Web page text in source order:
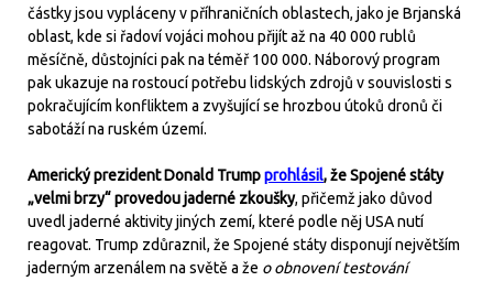
částky jsou vypláceny v příhraničních oblastech, jako je Brjanská
oblast, kde si řadoví vojáci mohou přijít až na 40 000 rublů
měsíčně, důstojníci pak na téměř 100 000. Náborový program
pak ukazuje na rostoucí potřebu lidských zdrojů v souvislosti s
pokračujícím konfliktem a zvyšující se hrozbou útoků dronů či
sabotáží na ruském území.
Americký prezident Donald Trumpprohlásil, že Spojené státy
„velmi brzy“ provedou jaderné zkoušky, přičemž jako důvod
uvedl jaderné aktivity jiných zemí, které podle něj USA nutí
reagovat. Trump zdůraznil, že Spojené státy disponují největším
jaderným arzenálem na světě a že o obnovení testování